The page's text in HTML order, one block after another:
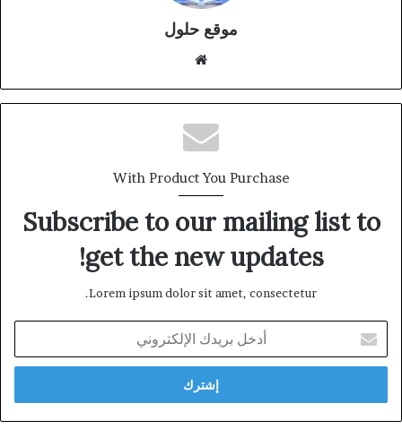
موقع حلول
With Product You Purchase
Subscribe to our mailing list to
get the new updates!
Lorem ipsum dolor sit amet, consectetur.
بريدك
الإلكتروني